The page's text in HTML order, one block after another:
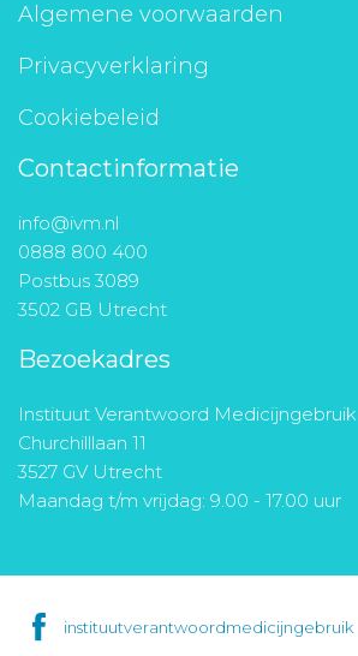
Algemene voorwaarden
Privacyverklaring
Cookiebeleid
Contactinformatie
info@ivm.nl
0888 800 400
Postbus 3089
3502 GB Utrecht
Bezoekadres
Instituut Verantwoord Medicijngebruik
Churchilllaan 11
3527 GV Utrecht
Maandag t/m vrijdag: 9.00 - 17.00 uur
instituutverantwoordmedicijngebruik